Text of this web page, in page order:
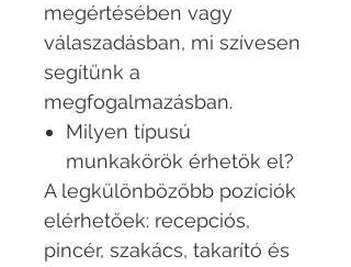
megértésében vagy
válaszadásban, mi szívesen
segítünk a
megfogalmazásban.
Milyen típusú
munkakörök érhetők el?
A legkülönbözőbb pozíciók
elérhetőek: recepciós,
pincér, szakács, takarító és